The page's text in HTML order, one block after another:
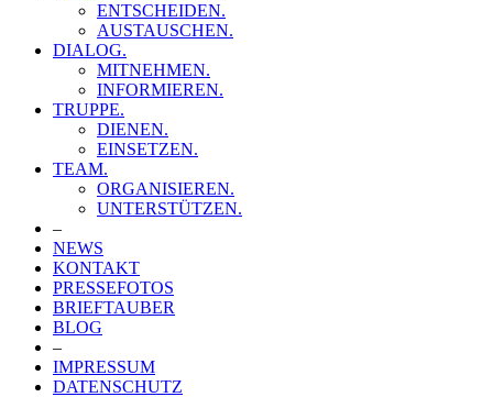
ENTSCHEIDEN.
AUSTAUSCHEN.
DIALOG.
MITNEHMEN.
INFORMIEREN.
TRUPPE.
DIENEN.
EINSETZEN.
TEAM.
ORGANISIEREN.
UNTERSTÜTZEN.
–
NEWS
KONTAKT
PRESSEFOTOS
BRIEFTAUBER
BLOG
–
IMPRESSUM
DATENSCHUTZ